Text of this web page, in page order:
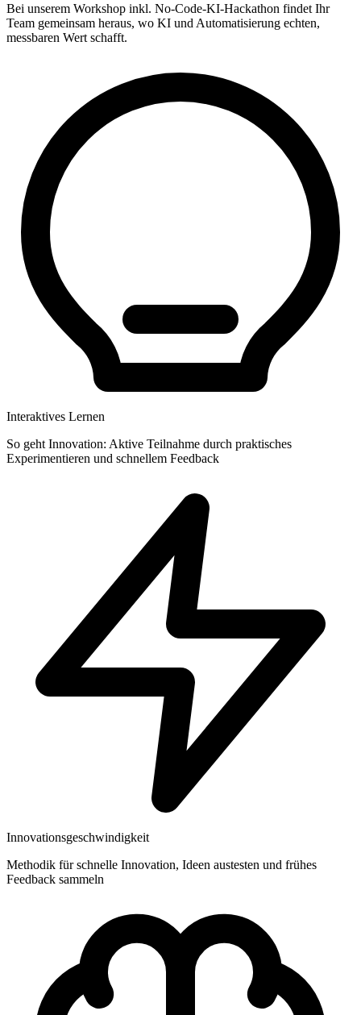
Bei unserem Workshop inkl. No-Code-KI-Hackathon findet Ihr
Team gemeinsam heraus, wo KI und Automatisierung echten,
messbaren Wert schafft.
Interaktives Lernen
So geht Innovation: Aktive Teilnahme durch praktisches
Experimentieren und schnellem Feedback
Innovationsgeschwindigkeit
Methodik für schnelle Innovation, Ideen austesten und frühes
Feedback sammeln